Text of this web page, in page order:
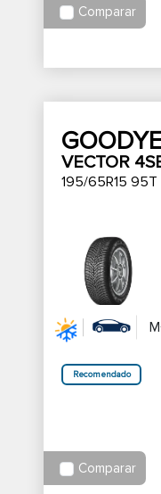
Comparar
VECTOR
195/65R15 95T
Recomendado
Comparar